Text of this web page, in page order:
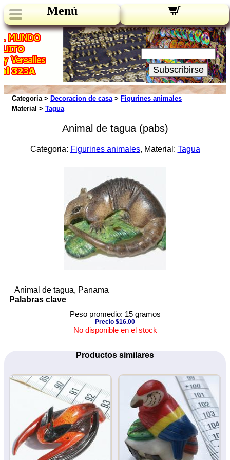
Menú
Novedades:
Su Email:
Subscribirse
Categoria > Decoracion de casa> Figurines animales
Material > Tagua
Animal de tagua (pabs)
Categoria: Figurines animales, Material: Tagua
Animal de tagua, Panama
Palabras clave
Peso promedio: 15 gramos
Precio $16.00
No disponible en el stock
Productos similares